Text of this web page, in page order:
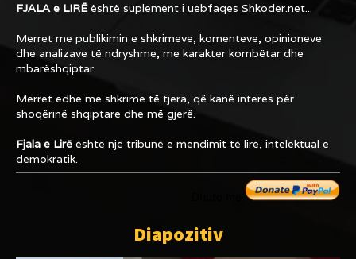
FJALA e LIRËështë suplement i uebfaqes Shkoder.net...
Merret me publikimin e shkrimeve, komenteve, opinioneve
dhe analizave të ndryshme, me karakter kombëtar dhe
mbarëshqiptar.
Merret edhe me shkrime të tjera, që kanë interes për
shoqërinë shqiptare dhe më gjerë.
Fjala e Lirë është një tribunë e mendimit të lirë, intelektual e
demokratik.
Diapozitiv